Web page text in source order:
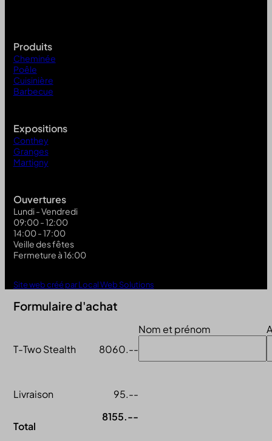
Produits
Cheminée
Poêle
Cuisinière
Barbecue
Expositions
Conthey
Granges
Martigny
Ouvertures
Lundi - Vendredi
09:00 - 12:00
14:00 - 17:00
Veille des fêtes
Fermeture à 16:00
Site web créé par Local Web Solutions
Formulaire d'achat
T-Two Stealth 8060.--
Livraison 95.--
Total
8155.--
Nom et prénom